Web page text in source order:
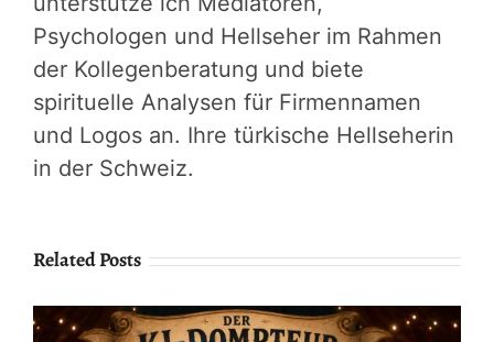
Psychologen und Hellseher im Rahmen
der Kollegenberatung und biete
spirituelle Analysen für Firmennamen
und Logos an. Ihre türkische Hellseherin
in der Schweiz.
Related Posts